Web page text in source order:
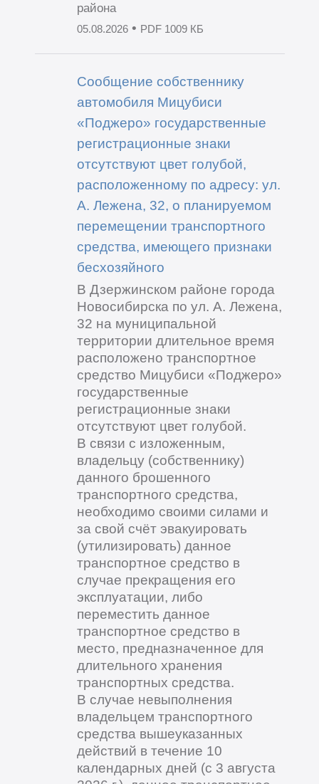
района
05.08.2026• PDF 1009 КБ
Сообщение собственнику
автомобиля Мицубиси
«Поджеро» государственные
регистрационные знаки
отсутствуют цвет голубой,
расположенному по адресу: ул.
А. Лежена, 32, о планируемом
перемещении транспортного
средства, имеющего признаки
бесхозяйного
В Дзержинском районе города
Новосибирска по ул. А. Лежена,
32 на муниципальной
территории длительное время
расположено транспортное
средство Мицубиси «Поджеро»
государственные
регистрационные знаки
отсутствуют цвет голубой.
В связи с изложенным,
владельцу (собственнику)
данного брошенного
транспортного средства,
необходимо своими силами и
за свой счёт эвакуировать
(утилизировать) данное
транспортное средство в
случае прекращения его
эксплуатации, либо
переместить данное
транспортное средство в
место, предназначенное для
длительного хранения
транспортных средства.
В случае невыполнения
владельцем транспортного
средства вышеуказанных
действий в течение 10
календарных дней (с 3 августа